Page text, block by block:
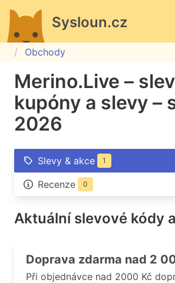
Sysloun.cz
Obchody
Merino.Live –
kupóny a slevy –
2026
Slevy & akce 1
Recenze 0
Aktuální slevové kódy
Doprava zdarma nad 2
Při objednávce nad 2000 Kč